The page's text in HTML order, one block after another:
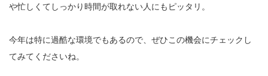
や忙しくてしっかり時間が取れない人にもピッタリ。
今年は特に過酷な環境でもあるので、ぜひこの機会にチェックし
てみてくださいね。